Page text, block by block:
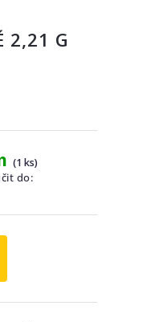
2,21 G
(1 ks)
do: